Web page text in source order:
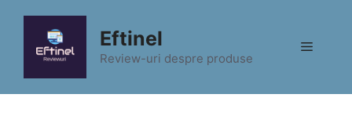
conținut
Eftinel
Review-uri despre produse
Meniu